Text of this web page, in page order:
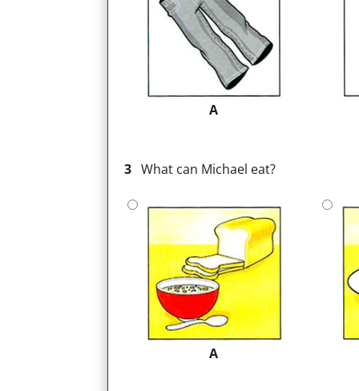
A
3 What can Michael eat?
A